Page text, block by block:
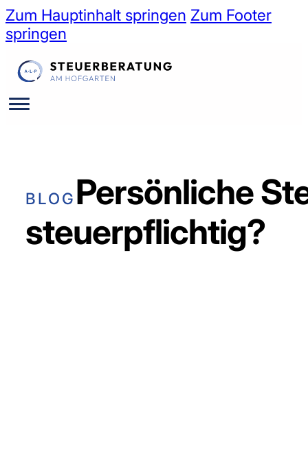
Zum Hauptinhalt springen Zum Footer
springen
BLOG Persönliche
steuerpflichtig?